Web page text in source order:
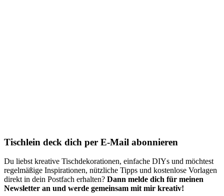
Tischlein deck dich per E-Mail abonnieren
Du liebst kreative Tischdekorationen, einfache DIYs und möchtest
regelmäßige Inspirationen, nützliche Tipps und kostenlose Vorlagen
direkt in dein Postfach erhalten? Dann melde dich für meinen
Newsletter an und werde gemeinsam mit mir kreativ!